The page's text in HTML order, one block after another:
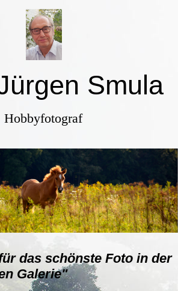
Smula
Hobbyfotograf
das schönste Foto in der
Galerie"